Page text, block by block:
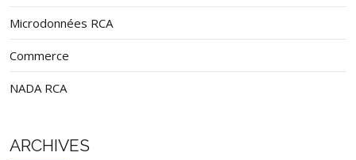
Microdonnées RCA
Commerce
NADA RCA
ARCHIVES